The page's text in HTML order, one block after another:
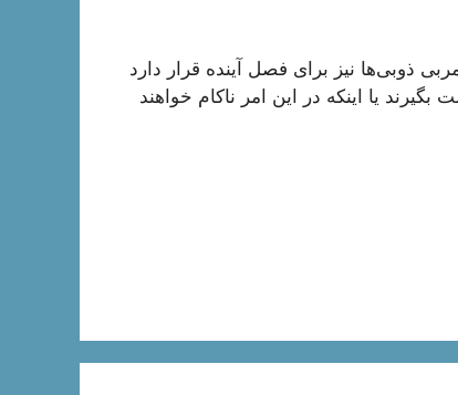
ذوبی‌ها نیز برای فصل آینده قرار دارد
بگیرند یا اینکه در این امر ناکام خواهند